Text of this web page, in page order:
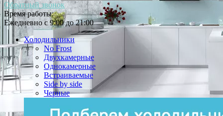
Обратный звонок
Время работы:
Ежедневно с 9:00 до 21:00
Холодильники
No Frost
Двухкамерные
Однокамерные
Встраиваемые
Side by side
Черные